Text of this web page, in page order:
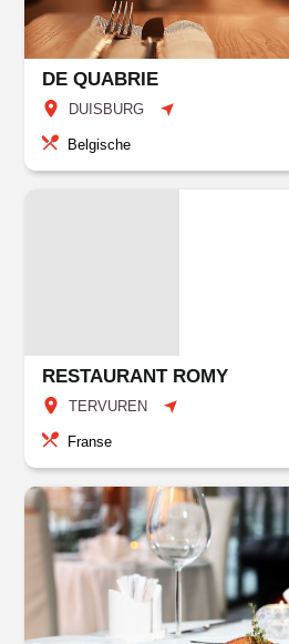
DE QUABRIE
DUISBURG
Belgische
RESTAURANT ROMY
TERVUREN
Franse